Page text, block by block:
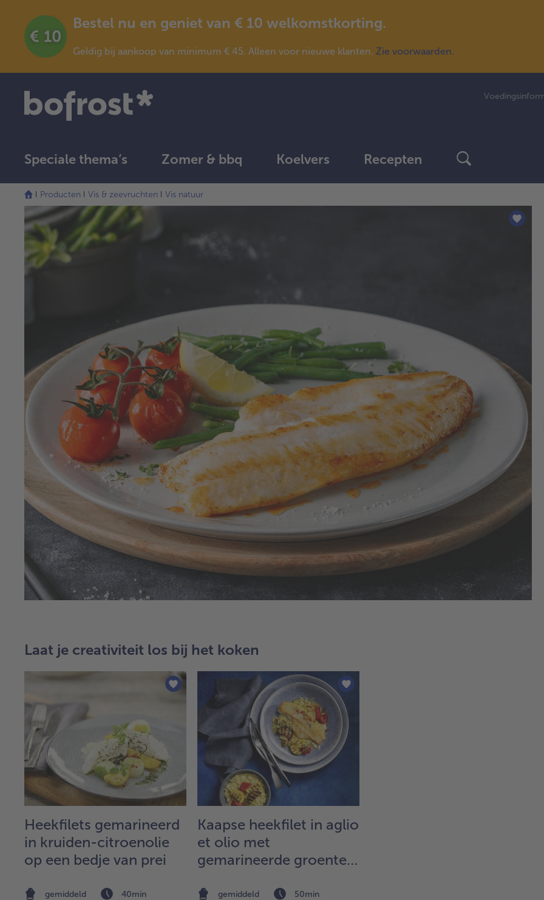
Bestel nu en geniet van € 10 welkomstkorting.
Geldig bij aankoop van minimum € 45. Alleen voor nieuwe klanten. Zie voorwaarden.
Speciale thema‘s Zomer & bbq Koelvers Recepten
Producten Vis & zeevruchten Vis natuur
Laat je creativiteit los bij het koken
Heekfilets gemarineerd
in kruiden-citroenolie
op een bedje van prei
gemiddeld 40min
Kaapse heekfilet in aglio
et olio met
gemarineerde groenten
gemiddeld 50min